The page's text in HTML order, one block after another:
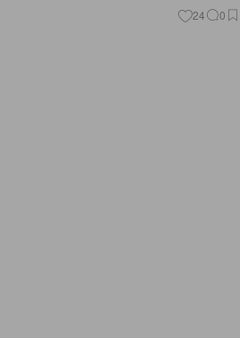
24 0